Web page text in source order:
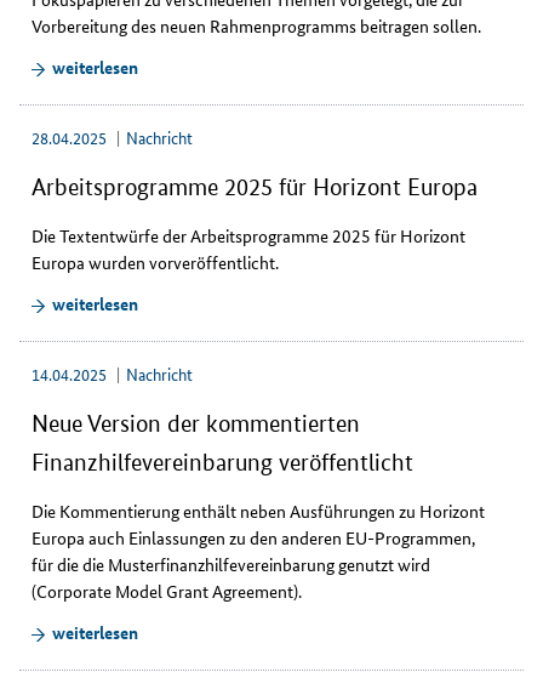
Vorbereitung des neuen Rahmenprogramms beitragen sollen.
weiterlesen
28.04.2025 Nachricht
Arbeitsprogramme 2025 für Horizont Europa
Die Textentwürfe der Arbeitsprogramme 2025 für Horizont
Europa wurden vorveröffentlicht.
weiterlesen
14.04.2025 Nachricht
Neue Version der kommentierten
Finanzhilfevereinbarung veröffentlicht
Die Kommentierung enthält neben Ausführungen zu Horizont
Europa auch Einlassungen zu den anderen EU-Programmen,
für die die Musterfinanzhilfevereinbarung genutzt wird
(Corporate Model Grant Agreement).
weiterlesen